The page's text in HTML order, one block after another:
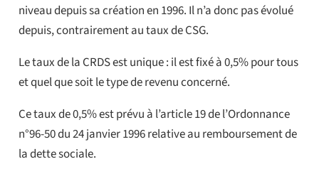
niveau depuis sa création en 1996. Il n’a donc pas évolué
depuis, contrairement au taux de CSG.
Le taux de la CRDS est unique : il est fixé à 0,5% pour tous
et quel que soit le type de revenu concerné.
Ce taux de 0,5% est prévu à l’article 19 de l’Ordonnance
n°96-50 du 24 janvier 1996 relative au remboursement de
la dette sociale.